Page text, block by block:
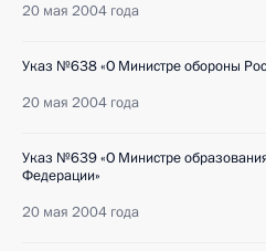
20 мая 2004 года
Указ №638 «О Министре обороны
20 мая 2004 года
Указ №639 «О Министре
Федерации»
20 мая 2004 года